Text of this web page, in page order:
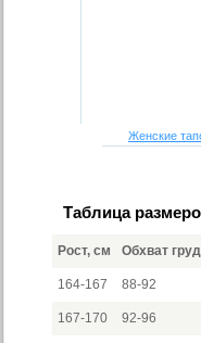
Женские
Таблица
Рост, см Обхват
164-167 88-92
167-170 92-96